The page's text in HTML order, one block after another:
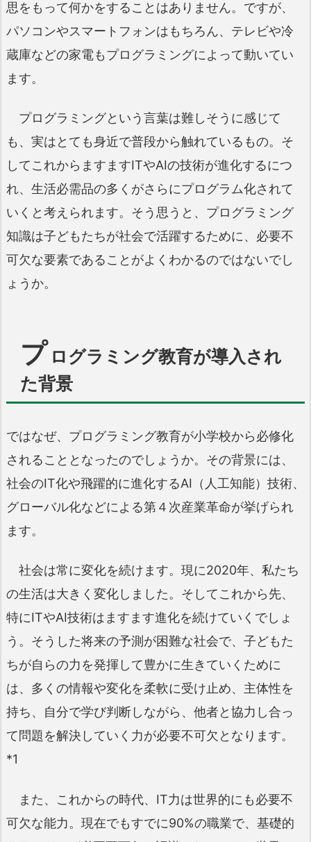
思をもって何かをすることはありません。ですが、
パソコンやスマートフォンはもちろん、テレビや冷
蔵庫などの家電もプログラミングによって動いてい
ます。
プログラミングという言葉は難しそうに感じて
も、実はとても身近で普段から触れているもの。そ
してこれからますますITやAIの技術が進化するにつ
れ、生活必需品の多くがさらにプログラム化されて
いくと考えられます。そう思うと、プログラミング
知識は子どもたちが社会で活躍するために、必要不
可欠な要素であることがよくわかるのではないでし
ょうか。
プ ログラミング教育が導入され
た背景
ではなぜ、プログラミング教育が小学校から必修化
されることとなったのでしょうか。その背景には、
社会のIT化や飛躍的に進化するAI（人工知能）技術、
グローバル化などによる第４次産業革命が挙げられ
ます。
社会は常に変化を続けます。現に2020年、私たち
の生活は大きく変化しました。そしてこれから先、
特にITやAI技術はますます進化を続けていくでしょ
う。そうした将来の予測が困難な社会で、子どもた
ちが自らの力を発揮して豊かに生きていくために
は、多くの情報や変化を柔軟に受け止め、主体性を
持ち、自分で学び判断しながら、他者と協力し合っ
て問題を解決していく力が必要不可欠となります。
*1
また、これからの時代、IT力は世界的にも必要不
可欠な能力。現在でもすでに90%の職業で、基礎的